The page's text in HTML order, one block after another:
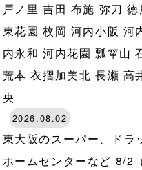
戸ノ里 吉田 布施 弥刀 徳
東花園 枚岡 河内小阪 河
内永和 河内花園 瓢箪山
荒本 衣摺加美北 長瀬 高
央
2026.08.02
東大阪のスーパー、ドラ
ホームセンターなど 8/2